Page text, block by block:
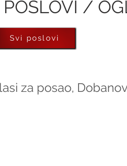
POSLOVI /
za posao,
Svi poslovi